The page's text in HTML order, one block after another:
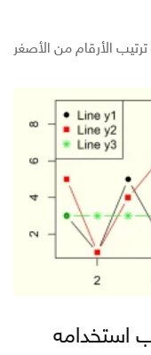
الأرقام من الأصغر
استخدامه